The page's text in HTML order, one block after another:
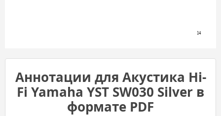
14
Аннотации для Акустика Hi-
Fi Yamaha YST SW030 Silver в
формате PDF